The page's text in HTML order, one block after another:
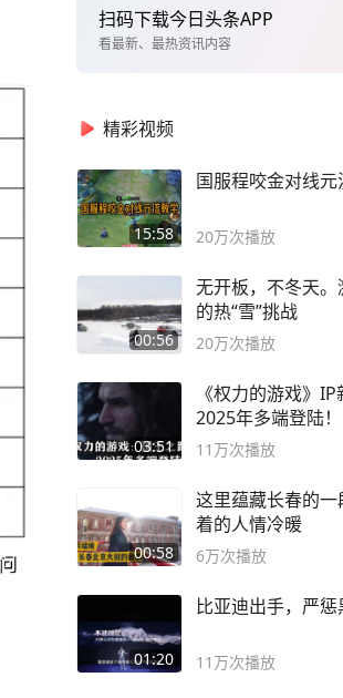
扫码下载今日头条APP
看最新、最热资讯内容
精彩视频
15:58
国服程咬金对线元
20万次播放
00:56
无开板，不冬天
的热“雪”挑战
20万次播放
03:51
《权力的游戏》IP
2025年多端登陆
概要
11万次播放
00:58
这里蕴藏长春的一
着的人情冷暖
6万次播放
01:20
比亚迪出手，严惩
11万次播放